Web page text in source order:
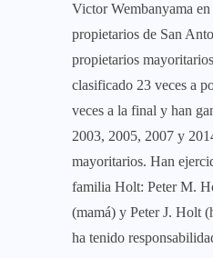
Victor Wembanyama
propietarios de San
propietarios
clasificado 23 veces a
veces a la final y han
2003, 2005, 2007 y
mayoritarios. Han
familia Holt: Peter M.
(mamá) y Peter J. Holt
ha tenido